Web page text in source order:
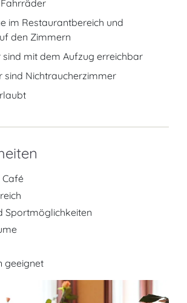
im Restaurantbereich und
den Zimmern
sind mit dem Aufzug erreichbar
sind Nichtraucherzimmer
Café
Sportmöglichkeiten
geeignet